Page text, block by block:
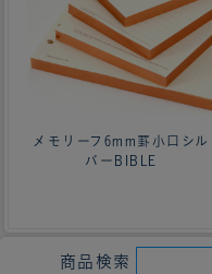
メモリーフ6mm罫小口シル
バーBIBLE
商品検索